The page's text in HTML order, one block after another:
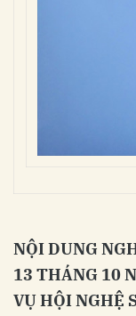
NỘI DUNG
13 THÁNG 10
VỤ HỘI NGHỆ